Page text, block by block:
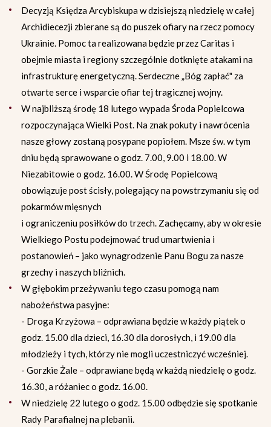
Decyzją Księdza Arcybiskupa w dzisiejszą niedzielę w całej
Archidiecezji zbierane są do puszek ofiary na rzecz pomocy
Ukrainie. Pomoc ta realizowana będzie przez Caritas i
obejmie miasta i regiony szczególnie dotknięte atakami na
infrastrukturę energetyczną. Serdeczne „Bóg zapłać" za
otwarte serce i wsparcie ofiar tej tragicznej wojny.
W najbliższą środę 18 lutego wypada Środa Popielcowa
rozpoczynająca Wielki Post. Na znak pokuty i nawrócenia
nasze głowy zostaną posypane popiołem. Msze św. w tym
dniu będą sprawowane o godz. 7.00, 9.00 i 18.00. W
Niezabitowie o godz. 16.00. W Środę Popielcową
obowiązuje post ścisły, polegający na powstrzymaniu się od
pokarmów mięsnych
i ograniczeniu posiłków do trzech. Zachęcamy, aby w okresie
Wielkiego Postu podejmować trud umartwienia i
postanowień – jako wynagrodzenie Panu Bogu za nasze
grzechy i naszych bliźnich.
W głębokim przeżywaniu tego czasu pomogą nam
nabożeństwa pasyjne:
- Droga Krzyżowa – odprawiana będzie w każdy piątek o
godz. 15.00 dla dzieci, 16.30 dla dorosłych, i 19.00 dla
młodzieży i tych, którzy nie mogli uczestniczyć wcześniej.
- Gorzkie Żale – odprawiane będą w każdą niedzielę o godz.
16.30, a różaniec o godz. 16.00.
W niedzielę 22 lutego o godz. 15.00 odbędzie się spotkanie
Rady Parafialnej na plebanii.